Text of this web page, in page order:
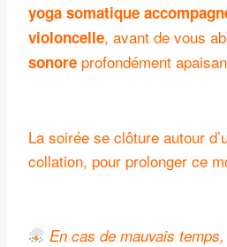
yoga somatique
violoncelle, avant de vous
sonore profondément
La soirée se clôture autour
collation, pour prolonger ce
En cas de mauvais